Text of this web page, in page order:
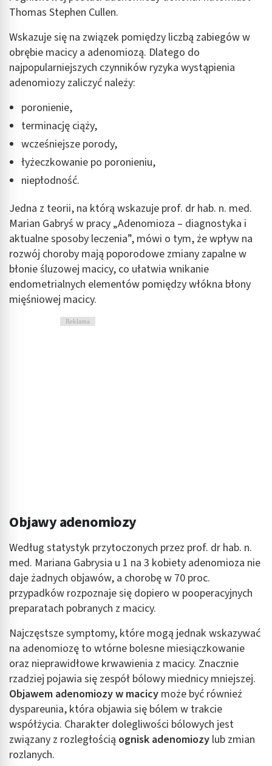
Thomas Stephen Cullen.
Wskazuje się na związek pomiędzy liczbą zabiegów w
obrębie macicy a adenomiozą. Dlatego do
najpopularniejszych czynników ryzyka wystąpienia
adenomiozy zaliczyć należy:
poronienie,
terminację ciąży,
wcześniejsze porody,
łyżeczkowanie po poronieniu,
niepłodność.
Jedna z teorii, na którą wskazuje prof. dr hab. n. med.
Marian Gabryś w pracy „Adenomioza – diagnostyka i
aktualne sposoby leczenia”, mówi o tym, że wpływ na
rozwój choroby mają poporodowe zmiany zapalne w
błonie śluzowej macicy, co ułatwia wnikanie
endometrialnych elementów pomiędzy włókna błony
mięśniowej macicy.
Reklama
Objawy adenomiozy
Według statystyk przytoczonych przez prof. dr hab. n.
med. Mariana Gabrysia u 1 na 3 kobiety adenomioza nie
daje żadnych objawów, a chorobę w 70 proc.
przypadków rozpoznaje się dopiero w pooperacyjnych
preparatach pobranych z macicy.
Najczęstsze symptomy, które mogą jednak wskazywać
na adenomiozę to wtórne bolesne miesiączkowanie
oraz nieprawidłowe krwawienia z macicy. Znacznie
rzadziej pojawia się zespół bólowy miednicy mniejszej.
Objawem adenomiozy w macicy może być również
dyspareunia, która objawia się bólem w trakcie
współżycia. Charakter dolegliwości bólowych jest
związany z rozległością ognisk adenomiozy lub zmian
rozlanych.